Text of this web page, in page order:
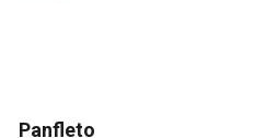
Panfleto